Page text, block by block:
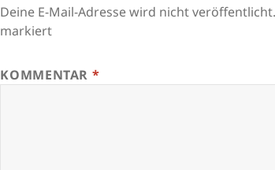
Deine E-Mail-Adresse wird nicht veröffentlicht.
markiert
KOMMENTAR *